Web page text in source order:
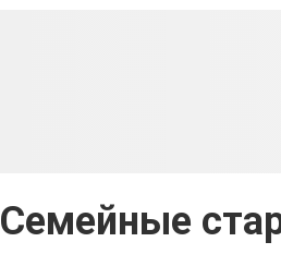
Семейные